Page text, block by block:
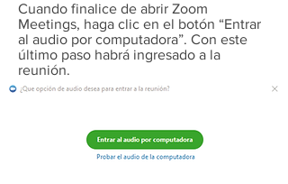
Cuando finalice de abrir Zoom
Meetings, haga clic en el botón “Entrar
al audio por computadora”. Con este
último paso habrá ingresado a la
reunión.